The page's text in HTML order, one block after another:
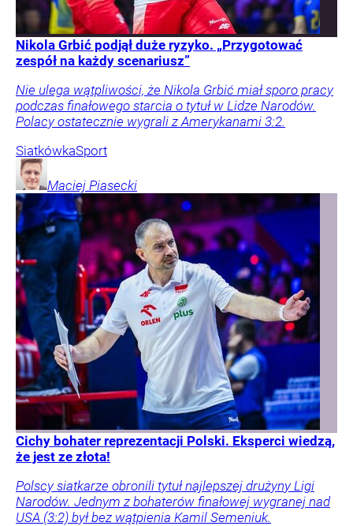
Nikola Grbić podjął duże ryzyko. „Przygotować
zespół na każdy scenariusz”
Nie ulega wątpliwości, że Nikola Grbić miał sporo pracy
podczas finałowego starcia o tytuł w Lidze Narodów.
Polacy ostatecznie wygrali z Amerykanami 3:2.
SiatkówkaSport
Maciej Piasecki
Cichy bohater reprezentacji Polski. Eksperci wiedzą,
że jest ze złota!
Polscy siatkarze obronili tytuł najlepszej drużyny Ligi
Narodów. Jednym z bohaterów finałowej wygranej nad
USA (3:2) był bez wątpienia Kamil Semeniuk.